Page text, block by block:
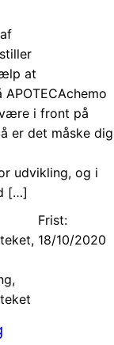
at
i front på
er det måske dig
udvikling, og i
[…]
Frist:
18/10/2020